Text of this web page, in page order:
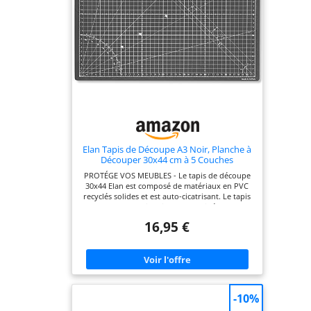
produit Votre satisfaction, notre priorité - La
satisfaction de nos +1.000.000 clients ACROPAQ
dans toute l'Europe est notre priorité absolue.
C'est pourquoi nous ne proposons que des
produits de haute qualité et un excellent
service client français
Elan Tapis de Découpe A3 Noir, Planche à
Découper 30x44 cm à 5 Couches
PROTÉGE VOS MEUBLES - Le tapis de découpe
30x44 Elan est composé de matériaux en PVC
recyclés solides et est auto-cicatrisant. Le tapis
decoupe autocicatrisant A3 est idéal pour
matelassage. AUTOCICATRISANT - Une
autocicatrisant A3 est que le tapis de coupe
couture se compose de 5 couches de différents
matériaux en PVC. Les deux couches
supérieures ont été développées pour fournir
guérison. Lorsque vous effectuez une découpe
16,95 €
-10%